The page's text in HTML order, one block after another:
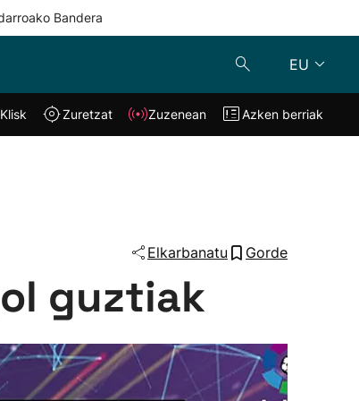
Bandera
EU
Klisk Zuzenean
Klisk Zuretzat Zuzenean Azken berriak
Elkarbanatu Gorde
guztiak